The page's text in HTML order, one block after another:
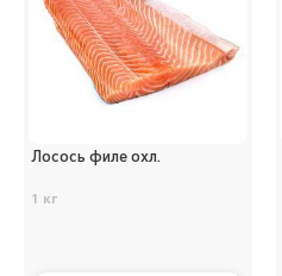
Лосось филе охл.
1 кг